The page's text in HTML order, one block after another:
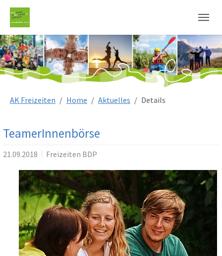
AK Freizeiten Home Aktuelles Details
TeamerInnenbörse
21.09.2018 Freizeiten BDP